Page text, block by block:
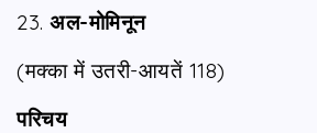
23. अल-मोमिनून
(मक्का में उतरी-आयतें 118)
परिचय